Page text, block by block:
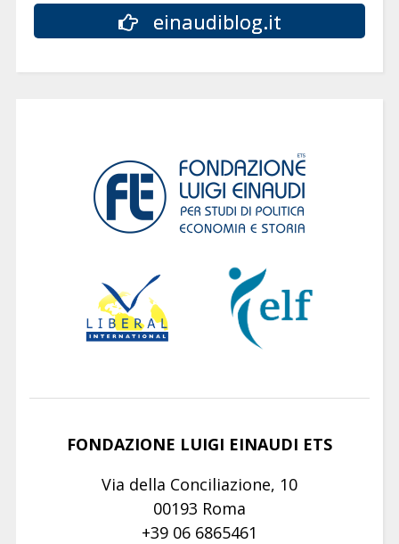
einaudiblog.it
FONDAZIONE LUIGI EINAUDI ETS
Via della Conciliazione, 10
00193 Roma
+39 06 6865461